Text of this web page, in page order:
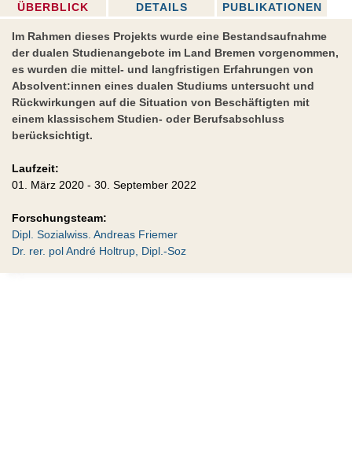
ÜBERBLICK DETAILS PUBLIKATIONEN
Im Rahmen dieses Projekts wurde eine Bestandsaufnahme
der dualen Studienangebote im Land Bremen vorgenommen,
es wurden die mittel- und langfristigen Erfahrungen von
Absolvent:innen eines dualen Studiums untersucht und
Rückwirkungen auf die Situation von Beschäftigten mit
einem klassischem Studien- oder Berufsabschluss
berücksichtigt.
Laufzeit:
01. März 2020 - 30. September 2022
Forschungsteam:
Dipl. Sozialwiss. Andreas Friemer
Dr. rer. pol André Holtrup, Dipl.-Soz